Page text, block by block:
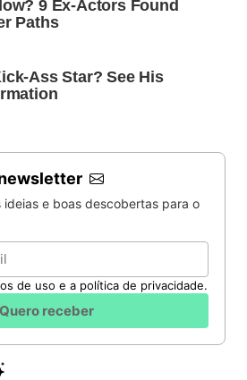
ideias e boas descobertas para o
de uso e a política de privacidade.
Quero receber